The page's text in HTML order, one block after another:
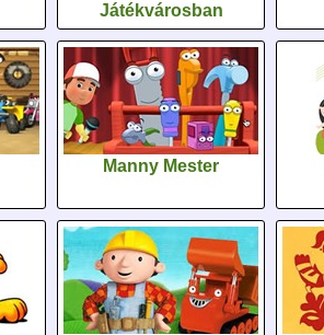
Játékvárosban
Manny Mester